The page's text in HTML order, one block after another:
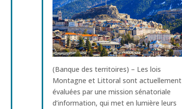
(Banque des territoires) – Les lois
Montagne et Littoral sont actuellement
évaluées par une mission sénatoriale
d’information, qui met en lumière leurs